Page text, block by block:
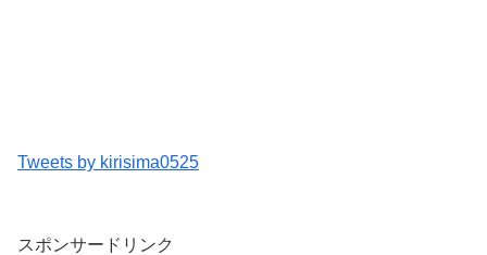
Tweets by kirisima0525
スポンサードリンク